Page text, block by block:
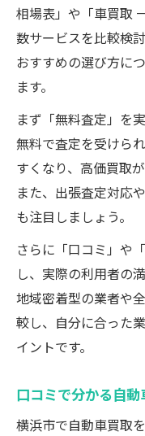
相場表」や「車買取
数サービスを比較検
おすすめの選び方に
ます。
まず「無料査定」を
無料で査定を受けら
すくなり、高価買取
また、出張査定対応
も注目しましょう。
さらに「口コミ」や
し、実際の利用者の
地域密着型の業者や
較し、自分に合った
イントです。
口コミで分かる自
横浜市で自動車買取